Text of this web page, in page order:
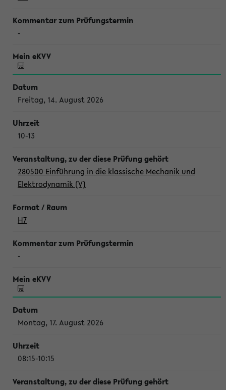
-
Freitag, 14. August 2026
10-13
280500 Einführung in die klassische Mechanik und
Elektrodynamik (V)
H7
-
Montag, 17. August 2026
08:15-10:15